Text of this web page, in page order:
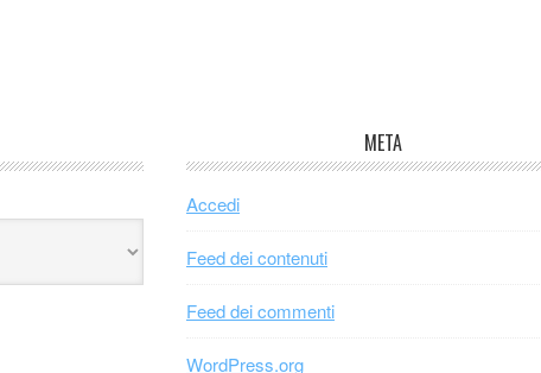
META
Accedi
Feed dei contenuti
Feed dei commenti
WordPress.org